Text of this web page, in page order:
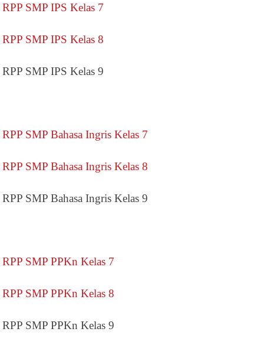
RPP SMP IPS Kelas 7
RPP SMP IPS Kelas 8
RPP SMP IPS Kelas 9
RPP SMP Bahasa Ingris Kelas 7
RPP SMP Bahasa Ingris Kelas 8
RPP SMP Bahasa Ingris Kelas 9
RPP SMP PPKn Kelas 7
RPP SMP PPKn Kelas 8
RPP SMP PPKn Kelas 9